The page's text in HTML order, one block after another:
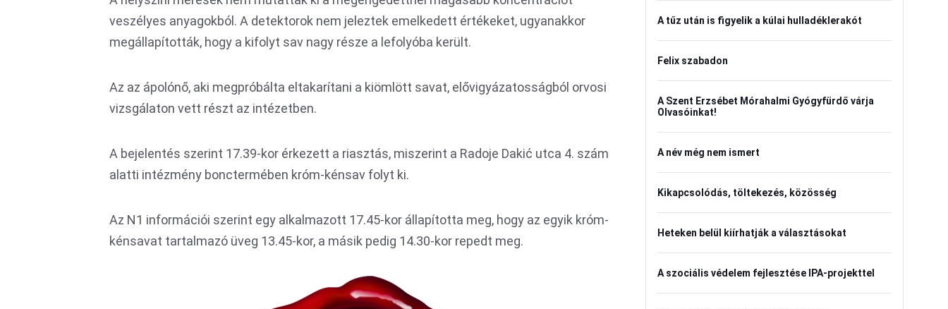
veszélyes anyagokból. A detektorok nem jeleztek emelkedett értékeket, ugyanakkor
megállapították, hogy a kifolyt sav nagy része a lefolyóba került.
Az az ápolónő, aki megpróbálta eltakarítani a kiömlött savat, elővigyázatosságból orvosi
vizsgálaton vett részt az intézetben.
A bejelentés szerint 17.39-kor érkezett a riasztás, miszerint a Radoje Dakić utca 4. szám
alatti intézmény bonctermében króm-kénsav folyt ki.
Az N1 információi szerint egy alkalmazott 17.45-kor állapította meg, hogy az egyik króm-
kénsavat tartalmazó üveg 13.45-kor, a másik pedig 14.30-kor repedt meg.
A tűz után is figyelik a kúlai hulladéklerakót
Felix szabadon
A Szent Erzsébet Mórahalmi Gyógyfürdő várja
Olvasóinkat!
A név még nem ismert
Kikapcsolódás, töltekezés, közösség
Heteken belül kiírhatják a választásokat
A szociális védelem fejlesztése IPA-projekttel